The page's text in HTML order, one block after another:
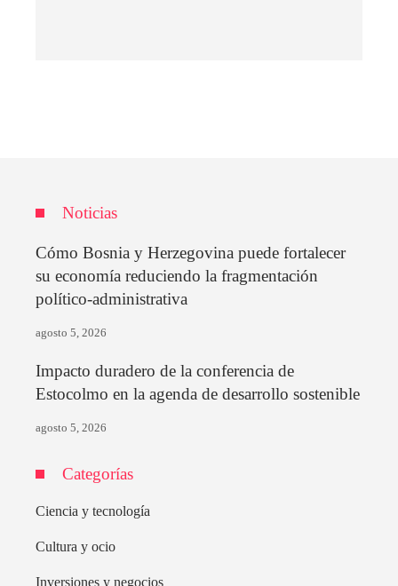
Noticias
Cómo Bosnia y Herzegovina puede fortalecer
su economía reduciendo la fragmentación
político-administrativa
agosto 5, 2026
Impacto duradero de la conferencia de
Estocolmo en la agenda de desarrollo sostenible
agosto 5, 2026
Categorías
Ciencia y tecnología
Cultura y ocio
Inversiones y negocios